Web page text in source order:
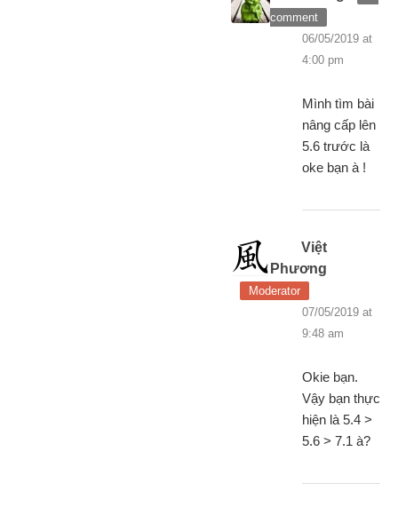
comment
06/05/2019 at
4:00 pm
Mình tìm bài
nâng cấp lên
5.6 trước là
oke bạn à !
Việt
Phương
Moderator
07/05/2019 at
9:48 am
Okie bạn.
Vậy bạn thực
hiện là 5.4 >
5.6 > 7.1 à?